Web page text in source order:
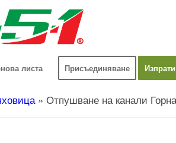
листа Присъединяване
» Отпушване на канали